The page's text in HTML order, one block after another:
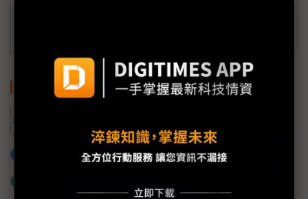
加入已選取到「關鍵字追蹤」